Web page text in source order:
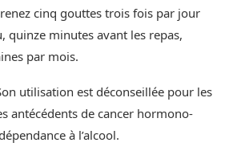
cinq gouttes trois fois par jour
quinze minutes avant les repas,
par mois.
utilisation est déconseillée pour les
antécédents de cancer hormono-
à l’alcool.